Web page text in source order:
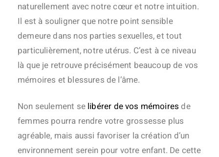
naturellement avec notre cœur et notre intuition.
Il est à souligner que notre point sensible
demeure dans nos parties sexuelles, et tout
particulièrement, notre utérus. C’est à ce niveau
là que je retrouve précisément beaucoup de vos
mémoires et blessures de l’âme.
Non seulement se libérer de vos mémoires de
femmes pourra rendre votre grossesse plus
agréable, mais aussi favoriser la création d’un
environnement serein pour votre enfant. De cette